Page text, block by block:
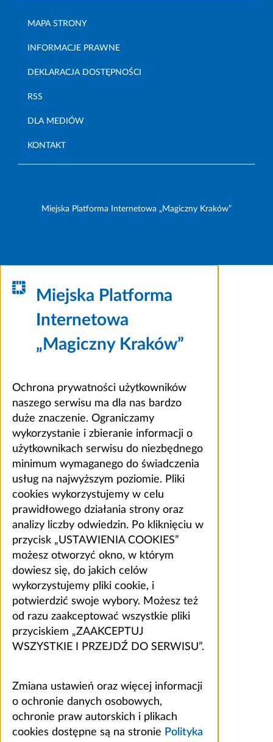
MAPA STRONY
INFORMACJE PRAWNE
DEKLARACJA DOSTĘPNOŚCI
RSS
DLA MEDIÓW
KONTAKT
Miejska Platforma Internetowa „Magiczny Kraków”
Miejska Platforma
Internetowa
„Magiczny Kraków”
Ochrona prywatności użytkowników
naszego serwisu ma dla nas bardzo
duże znaczenie. Ograniczamy
wykorzystanie i zbieranie informacji o
użytkownikach serwisu do niezbędnego
minimum wymaganego do świadczenia
usług na najwyższym poziomie. Pliki
cookies wykorzystujemy w celu
prawidłowego działania strony oraz
analizy liczby odwiedzin. Po kliknięciu w
przycisk „USTAWIENIA COOKIES”
możesz otworzyć okno, w którym
dowiesz się, do jakich celów
wykorzystujemy pliki cookie, i
potwierdzić swoje wybory. Możesz też
od razu zaakceptować wszystkie pliki
przyciskiem „ZAAKCEPTUJ
WSZYSTKIE I PRZEJDŹ DO SERWISU”.
Zmiana ustawień oraz więcej informacji
o ochronie danych osobowych,
ochronie praw autorskich i plikach
cookies dostępne są na stronie Polityka